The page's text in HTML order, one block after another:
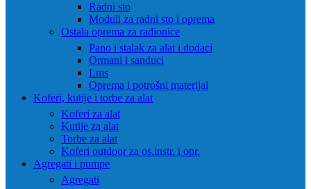
Radni sto
Moduli za radni sto i oprema
Ostala oprema za radionice
Pano i stalak za alat i dodaci
Ormani i sanduci
Lms
Oprema i potrošni materijal
Koferi, kutije i torbe za alat
Koferi za alat
Kutije za alat
Torbe za alat
Koferi outdoor za os.instr. i opr.
Agregati i pumpe
Agregati